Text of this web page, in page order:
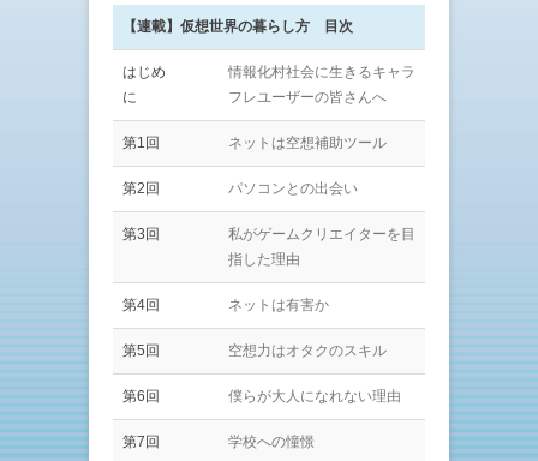
【連載】仮想世界の暮らし方 目次
はじめ
に
情報化村社会に生きるキャラ
フレユーザーの皆さんへ
第1回 ネットは空想補助ツール
第2回 パソコンとの出会い
第3回
私がゲームクリエイターを目
指した理由
第4回 ネットは有害か
第5回 空想力はオタクのスキル
第6回 僕らが大人になれない理由
第7回 学校への憧憬